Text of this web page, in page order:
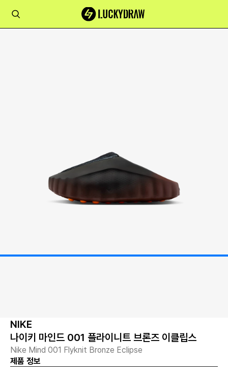
NIKE
나이키 마인드 001 플라이니트 브론즈 이클립스
Nike Mind 001 Flyknit Bronze Eclipse
제품 정보